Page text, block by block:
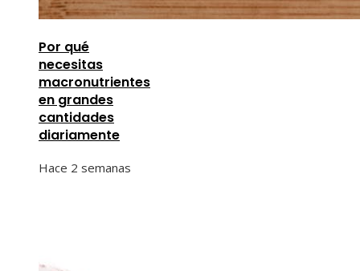
Por qué
necesitas
macronutrientes
en grandes
cantidades
diariamente
Hace 2 semanas